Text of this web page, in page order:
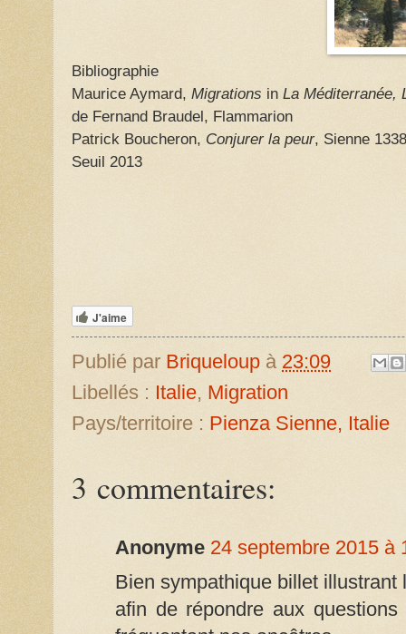
Bibliographie
Maurice Aymard, Migrations in La Méditerranée,
de Fernand Braudel, Flammarion
Patrick Boucheron, Conjurer la peur, Sienne
Seuil 2013
J'aime
Publié par Briqueloup à 23:09
Libellés : Italie, Migration
Pays/territoire : Pienza Sienne, Italie
3 commentaires:
Anonyme 24 septembre 2015 à
Bien sympathique billet illustrant
afin de répondre aux